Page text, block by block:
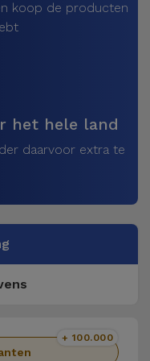
koop de producten
het hele land
daarvoor extra te
+ 100.000